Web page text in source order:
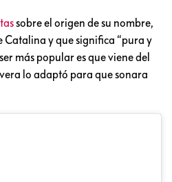
sobre el origen de su nombre,
Catalina y que significa “pura y
más popular es que viene del
lo adaptó para que sonara